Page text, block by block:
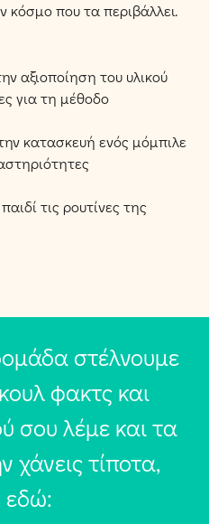
κόσμο που τα περιβάλλει.
αξιοποίηση του υλικού
για τη μέθοδο
κατασκευή ενός μόμπιλε
τις ρουτίνες της
στέλνουμε
φακτς και
σου λέμε και τα
χάνεις τίποτα,
εδώ: